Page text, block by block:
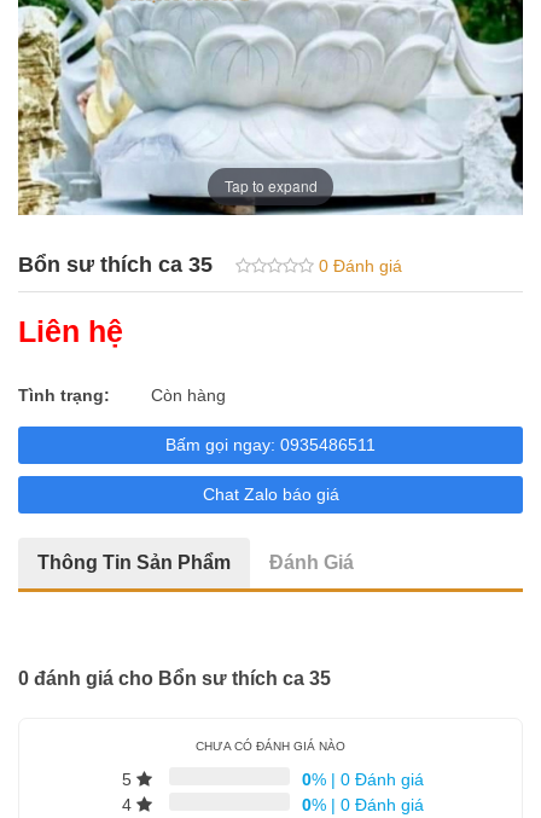
Chân đèn
Adida
Tượng Phúc Lộc Thọ
Phật Tứ Diện _ Tam Diện
Phật Niết Bàn
Vườn lộc uyển
Tượng Tỳ hưu
Quan Âm Thuần Phục 12 Con Giáp
Tứ Đại Thiên Vương
18 Vị La Hán
Tap to expand
Bổn sư thích ca 35 0 Đánh giá
Liên hệ
Tình trạng: Còn hàng
Bấm gọi ngay: 0935486511
Chat Zalo báo giá
Thông Tin Sản Phẩm Đánh Giá
0 đánh giá cho Bổn sư thích ca 35
CHƯA CÓ ĐÁNH GIÁ NÀO
5 0%| 0 Đánh giá
4
0%| 0 Đánh giá